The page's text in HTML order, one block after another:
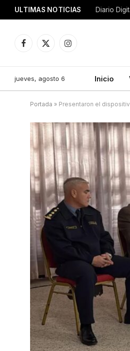
ULTIMAS NOTICIAS Diario
Facebook
X
Instagram
jueves, agosto 6 Inicio
Portada » Presentaron el